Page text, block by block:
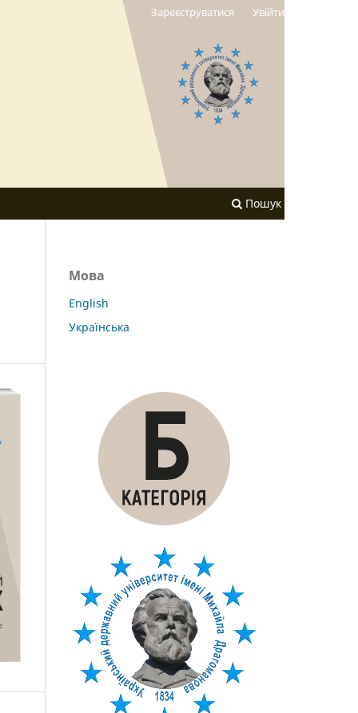
Пошук
Зареєструватися Увійти
Мова
English
Українська